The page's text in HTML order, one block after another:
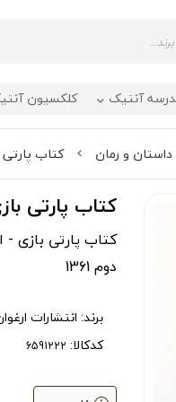
آنتیک کلکسیون
و رمان کتاب پارتی
کتاب پارتی
کتاب پارتی بازی
دوم 1361
برند: انتشارات
کدکالا: